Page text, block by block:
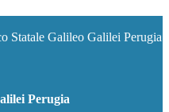
Statale Galileo Galilei Perugia
Perugia